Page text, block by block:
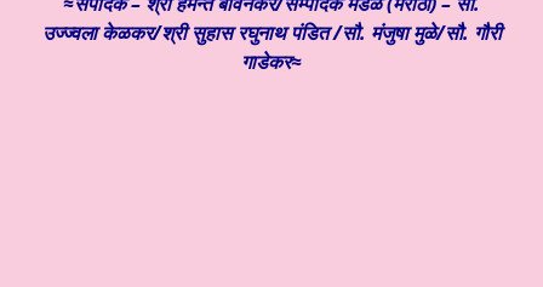
उज्ज्वला केळकर/श्री सुहास रघुनाथ पंडित /सौ. मंजुषा मुळे/सौ. गौरी
गाडेकर≈